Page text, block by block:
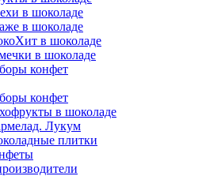
в шоколаде
в шоколаде
в шоколаде
в шоколаде
конфет
конфет
в шоколаде
Лукум
плитки